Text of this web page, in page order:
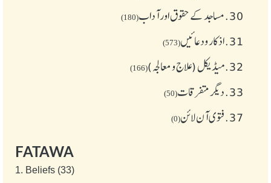
30. مساجد کے حقوق اور آداب(180)
31. اذکار ودعائیں(573)
32. میڈیکل (علاج و معالجہ)(166)
33. دیگر متفرقات(50)
37. فتوی آن لائن(0)
FATAWA
1. Beliefs (33)